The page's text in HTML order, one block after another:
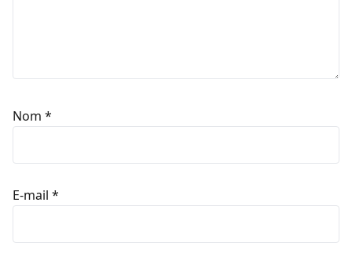
Nom *
E-mail *